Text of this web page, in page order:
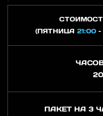
(ПЯТНИЦА 21:00–
ПАКЕТ НА 3